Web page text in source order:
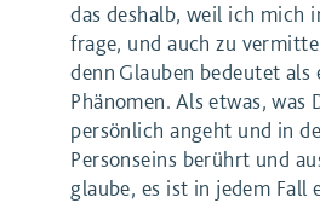
das deshalb, weil ich mich
frage, und auch zu
denn Glauben bedeutet als
Phänomen. Als etwas, was
persönlich angeht und in
Personseins berührt und
glaube, es ist in jedem Fall